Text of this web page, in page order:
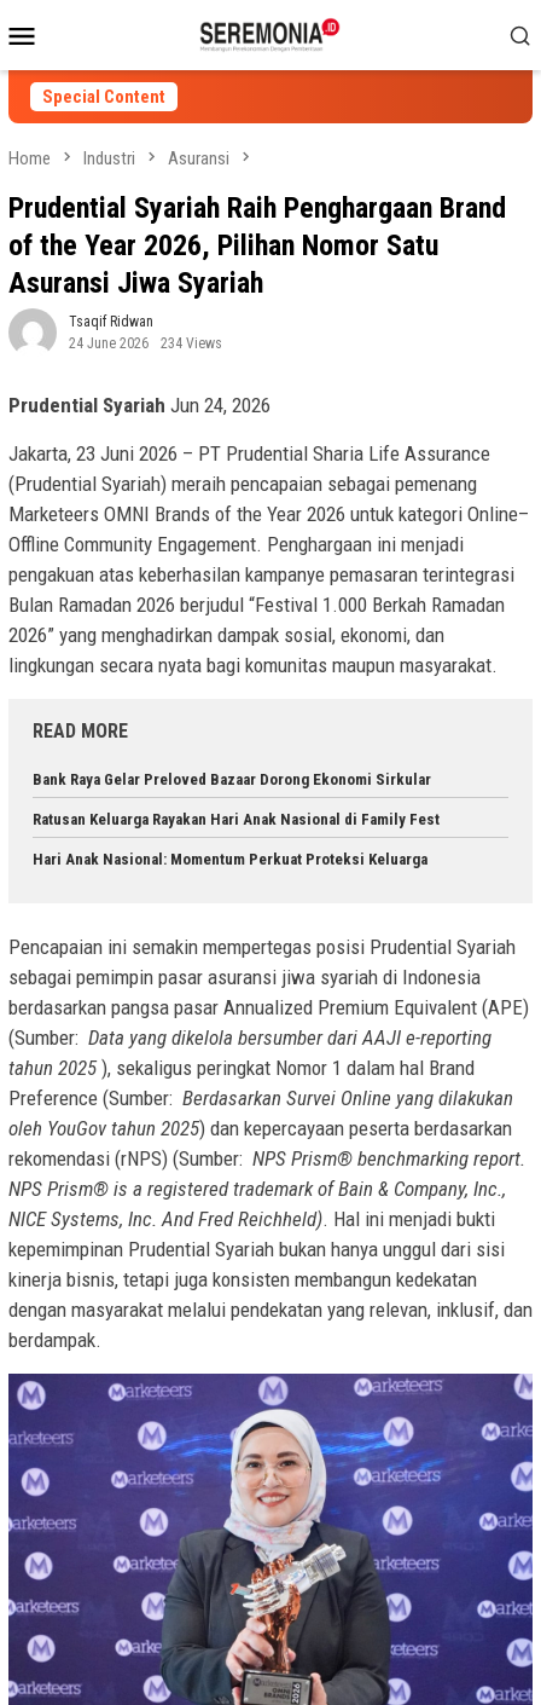
to
contentMenu
Special Content
Home Industri Asuransi
Prudential Syariah Raih Penghargaan Brand
of the Year 2026, Pilihan Nomor Satu
Asuransi Jiwa Syariah
Tsaqif Ridwan
24 June 2026
234 Views
Prudential Syariah Jun 24, 2026
Jakarta, 23 Juni 2026 – PT Prudential Sharia Life Assurance
(Prudential Syariah) meraih pencapaian sebagai pemenang
Marketeers OMNI Brands of the Year 2026 untuk kategori Online–
Offline Community Engagement. Penghargaan ini menjadi
pengakuan atas keberhasilan kampanye pemasaran terintegrasi
Bulan Ramadan 2026 berjudul “Festival 1.000 Berkah Ramadan
2026” yang menghadirkan dampak sosial, ekonomi, dan
lingkungan secara nyata bagi komunitas maupun masyarakat.
READ MORE
Bank Raya Gelar Preloved Bazaar Dorong Ekonomi Sirkular
Ratusan Keluarga Rayakan Hari Anak Nasional di Family Fest
Hari Anak Nasional: Momentum Perkuat Proteksi Keluarga
Pencapaian ini semakin mempertegas posisi Prudential Syariah
sebagai pemimpin pasar asuransi jiwa syariah di Indonesia
berdasarkan pangsa pasar Annualized Premium Equivalent (APE)
(Sumber: Data yang dikelola bersumber dari AAJI e-reporting
tahun 2025), sekaligus peringkat Nomor 1 dalam hal Brand
Preference (Sumber: Berdasarkan Survei Online yang dilakukan
oleh YouGov tahun 2025) dan kepercayaan peserta berdasarkan
rekomendasi (rNPS) (Sumber: NPS Prism® benchmarking report.
NPS Prism® is a registered trademark of Bain & Company, Inc.,
NICE Systems, Inc. And Fred Reichheld). Hal ini menjadi bukti
kepemimpinan Prudential Syariah bukan hanya unggul dari sisi
kinerja bisnis, tetapi juga konsisten membangun kedekatan
dengan masyarakat melalui pendekatan yang relevan, inklusif, dan
berdampak.